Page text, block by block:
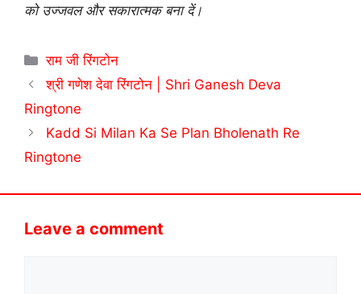
को उज्जवल और सकारात्मक बना दें।
Categories
राम जी रिंगटोन
श्री गणेश देवा रिंगटोन | Shri Ganesh Deva
Ringtone
Kadd Si Milan Ka Se Plan Bholenath Re
Ringtone
Leave a comment